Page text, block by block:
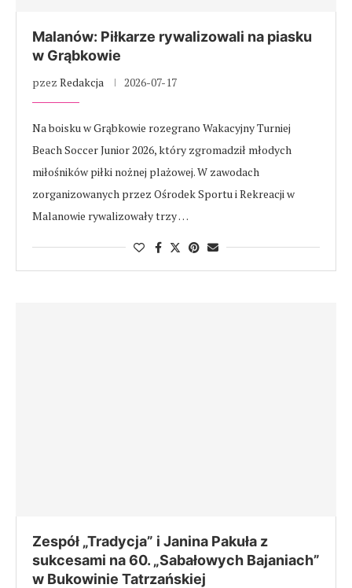
Malanów: Piłkarze rywalizowali na piasku
w Grąbkowie
pzez Redakcja 2026-07-17
Na boisku w Grąbkowie rozegrano Wakacyjny Turniej
Beach Soccer Junior 2026, który zgromadził młodych
miłośników piłki nożnej plażowej. W zawodach
zorganizowanych przez Ośrodek Sportu i Rekreacji w
Malanowie rywalizowały trzy …
Zespół „Tradycja” i Janina Pakuła z
sukcesami na 60. „Sabałowych Bajaniach”
w Bukowinie Tatrzańskiej